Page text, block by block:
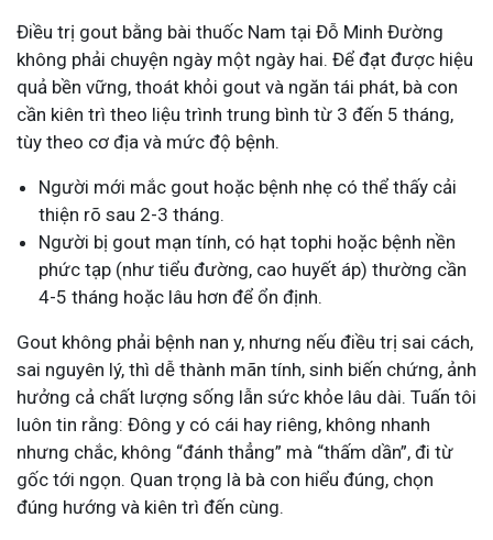
Điều trị gout bằng bài thuốc Nam tại Đỗ Minh Đường
không phải chuyện ngày một ngày hai. Để đạt được hiệu
quả bền vững, thoát khỏi gout và ngăn tái phát, bà con
cần kiên trì theo liệu trình trung bình từ 3 đến 5 tháng,
tùy theo cơ địa và mức độ bệnh.
Người mới mắc gout hoặc bệnh nhẹ có thể thấy cải
thiện rõ sau 2-3 tháng.
Người bị gout mạn tính, có hạt tophi hoặc bệnh nền
phức tạp (như tiểu đường, cao huyết áp) thường cần
4-5 tháng hoặc lâu hơn để ổn định.
Gout không phải bệnh nan y, nhưng nếu điều trị sai cách,
sai nguyên lý, thì dễ thành mãn tính, sinh biến chứng, ảnh
hưởng cả chất lượng sống lẫn sức khỏe lâu dài. Tuấn tôi
luôn tin rằng: Đông y có cái hay riêng, không nhanh
nhưng chắc, không “đánh thẳng” mà “thấm dần”, đi từ
gốc tới ngọn. Quan trọng là bà con hiểu đúng, chọn
đúng hướng và kiên trì đến cùng.